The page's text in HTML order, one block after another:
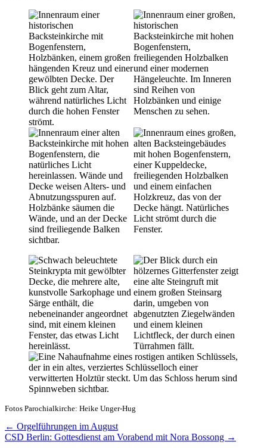
Fotos Parochialkirche: Heike Unger-Hug
Beitragsnavigation
← Orgelführungen im August
CSD Berlin: Gottesdienst am Vorabend mit Nora Bossong →